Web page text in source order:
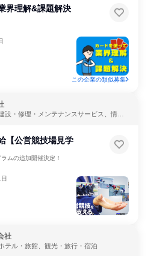
界理解&課題解決
この企業の類似募集
設・修理・メンテナンスサービス、情報
【公営競技場見学
ムの追加開催決定！
日
社
テル・旅館、観光・旅行・宿泊